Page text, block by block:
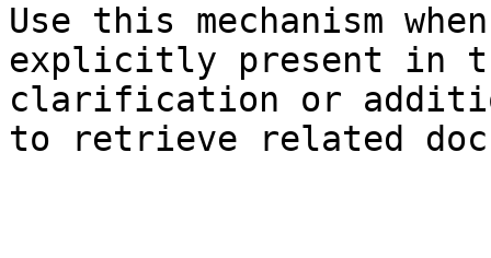
Use this mechanism
explicitly present in
clarification or